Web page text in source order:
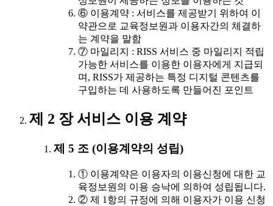
⑥ 이용계약 : 서비스를 제공받기 위하여 이
약관으로 교육정보원과 이용자간의 체결하
는 계약을 말함
⑦ 마일리지 : RISS 서비스 중 마일리지 적립
가능한 서비스를 이용한 이용자에게 지급되
며, RISS가 제공하는 특정 디지털 콘텐츠를
구입하는 데 사용하도록 만들어진 포인트
제 2 장 서비스 이용 계약
제 5 조 (이용계약의 성립)
① 이용계약은 이용자의 이용신청에 대한 교
육정보원의 이용 승낙에 의하여 성립됩니다.
② 제 1항의 규정에 의해 이용자가 이용 신청